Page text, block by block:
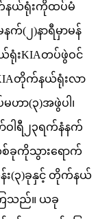
နယ်ရုံးကိုထပ်မံ
(၂)နာရီမှာမန်
းKIAတပ်ဖွဲဝင်
တိုက်နယ်ရုံးလာ
ာ(၃)အဖွဲပါ၊
ဝါရီ၂၃ရက်နံနက်
စ်ခုကိုသွားရောက်
း(၃)ခုနှင့် တိုက်နယ်
သည်။ ယခု